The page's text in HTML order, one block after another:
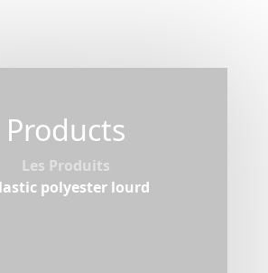
Products
Les Produits
polyester lourd